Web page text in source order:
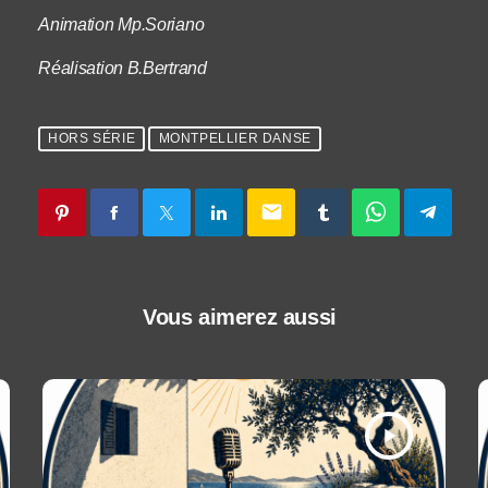
Animation Mp.Soriano
Réalisation B.Bertrand
HORS SÉRIE MONTPELLIER DANSE
email
Vous aimerez aussi
play_arrow